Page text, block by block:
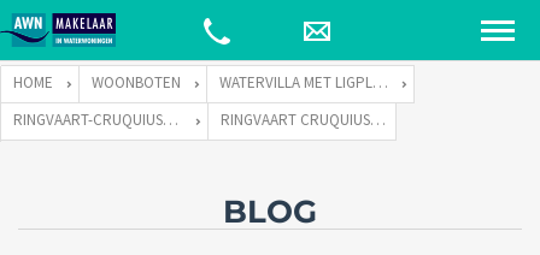
HOME WOONBOTEN
WATERVILLA MET LIGPLAATS
RINGVAART-CRUQUIUSDIJK 220 TE 2141 EW VIJFHUIZEN
RINGVAART CRUQUIUSDIJK 220 VIJFHUIZEN-9
BLOG